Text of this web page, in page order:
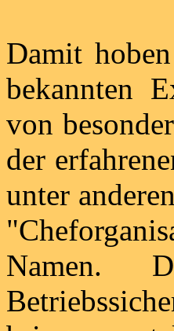
Damit
bekannten
von
der
unter
Namen.